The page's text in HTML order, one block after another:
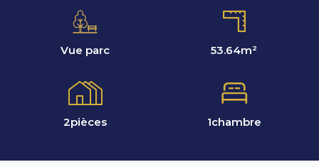
Vue parc 53.64m²
2pièces 1chambre